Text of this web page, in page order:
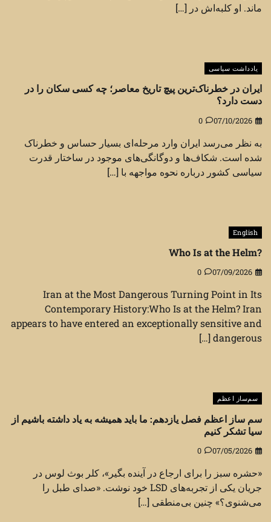
ماند. او کلبه‌اش در […]
یادداشت سیاسی
ایران در خطرناک‌ترین پیچ تاریخ معاصر؛ چه کسی سکان را در
دست دارد؟
07/10/2026
0
به نظر می‌رسد ایران وارد مرحله‌ای بسیار حساس و خطرناک
شده است. شکاف‌ها و دوگانگی‌های موجود در ساختار قدرت
سیاسی کشور درباره نحوه مواجهه با […]
English
Who Is at the Helm?
07/09/2026
0
Iran at the Most Dangerous Turning Point in Its
Contemporary History:Who Is at the Helm? Iran
appears to have entered an exceptionally sensitive and
dangerous […]
سم‌ساز اعظم
سم ساز اعظم فصل یازدهم: ما باید همیشه به یاد داشته باشیم از
سیا تشکر کنیم
07/05/2026
0
«حشره سبز را برای ارجاع در آینده بگیر»، کلر بوث لوس در
جریان یکی از تجربه‌های LSD خود نوشت. «صدای طبل را
می‌شنوی؟» چنین بی‌منطقی […]